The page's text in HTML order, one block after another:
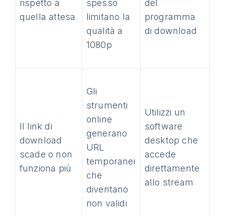
rispetto a
quella attesa
spesso
limitano la
qualità a
1080p
del
programma
di download
Il link di
download
scade o non
funziona più
Gli
strumenti
online
generano
URL
temporanei
che
diventano
non validi
Utilizzi un
software
desktop che
accede
direttamente
allo stream